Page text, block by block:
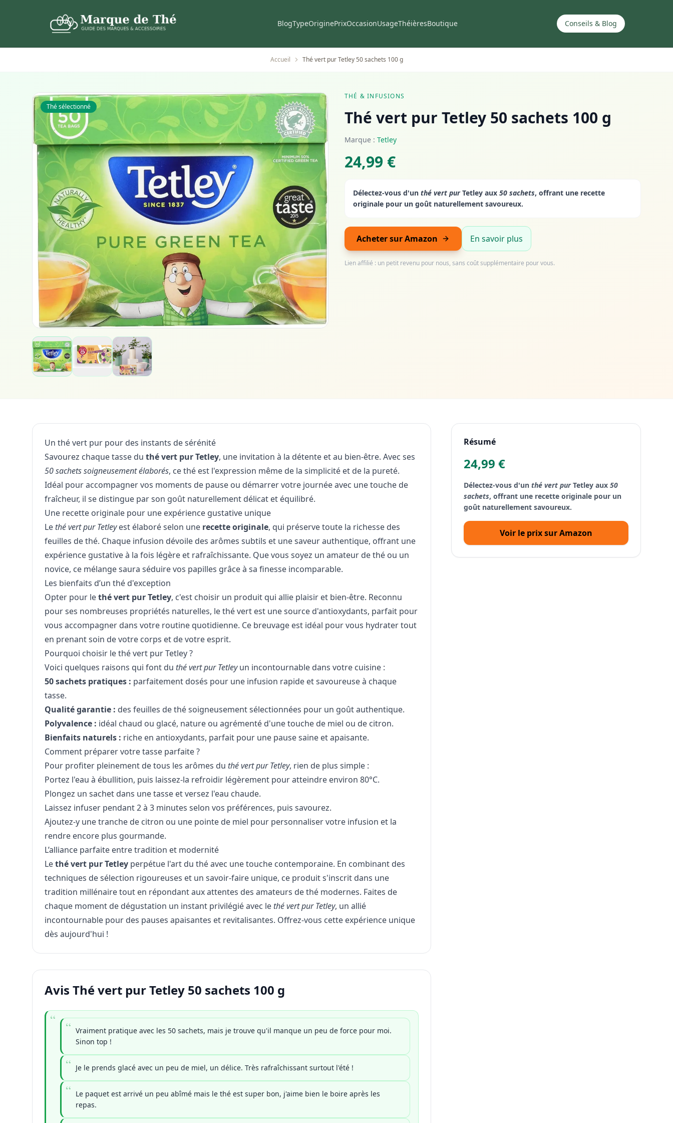
BlogTypeOriginePrixOccasionUsageThéièresBoutique Conseils & Blog
Accueil Thé vert pur Tetley 50 sachets 100 g
Thé sélectionné
THÉ & INFUSIONS
Thé vert pur Tetley 50 sachets 100 g
Marque : Tetley
24,99 €
Délectez-vous d'un thé vert purTetley aux 50 sachets, offrant une recette
originale pour un goût naturellement savoureux.
Acheter sur Amazon En savoir plus
Lien affilié : un petit revenu pour nous, sans coût supplémentaire pour vous.
Un thé vert pur pour des instants de sérénité
Savourez chaque tasse du thé vert pur Tetley, une invitation à la détente et au bien-être. Avec ses
50 sachets soigneusement élaborés, ce thé est l'expression même de la simplicité et de la pureté.
Idéal pour accompagner vos moments de pause ou démarrer votre journée avec une touche de
fraîcheur, il se distingue par son goût naturellement délicat et équilibré.
Une recette originale pour une expérience gustative unique
Le thé vert pur Tetleyest élaboré selon une recette originale, qui préserve toute la richesse des
feuilles de thé. Chaque infusion dévoile des arômes subtils et une saveur authentique, offrant une
expérience gustative à la fois légère et rafraîchissante. Que vous soyez un amateur de thé ou un
novice, ce mélange saura séduire vos papilles grâce à sa finesse incomparable.
Les bienfaits d’un thé d'exception
Opter pour lethé vert pur Tetley, c'est choisir un produit qui allie plaisir et bien-être. Reconnu
pour ses nombreuses propriétés naturelles, le thé vert est une source d'antioxydants, parfait pour
vous accompagner dans votre routine quotidienne. Ce breuvage est idéal pour vous hydrater tout
en prenant soin de votre corps et de votre esprit.
Pourquoi choisir le thé vert pur Tetley ?
Voici quelques raisons qui font du thé vert pur Tetleyun incontournable dans votre cuisine :
50 sachets pratiques : parfaitement dosés pour une infusion rapide et savoureuse à chaque
tasse.
Qualité garantie : des feuilles de thé soigneusement sélectionnées pour un goût authentique.
Polyvalence : idéal chaud ou glacé, nature ou agrémenté d'une touche de miel ou de citron.
Bienfaits naturels : riche en antioxydants, parfait pour une pause saine et apaisante.
Comment préparer votre tasse parfaite ?
Pour profiter pleinement de tous les arômes du thé vert pur Tetley, rien de plus simple :
Portez l'eau à ébullition, puis laissez-la refroidir légèrement pour atteindre environ 80°C.
Plongez un sachet dans une tasse et versez l'eau chaude.
Laissez infuser pendant 2 à 3 minutes selon vos préférences, puis savourez.
Ajoutez-y une tranche de citron ou une pointe de miel pour personnaliser votre infusion et la
rendre encore plus gourmande.
L’alliance parfaite entre tradition et modernité
Lethé vert pur Tetley perpétue l'art du thé avec une touche contemporaine. En combinant des
techniques de sélection rigoureuses et un savoir-faire unique, ce produit s'inscrit dans une
tradition millénaire tout en répondant aux attentes des amateurs de thé modernes. Faites de
chaque moment de dégustation un instant privilégié avec le thé vert pur Tetley, un allié
incontournable pour des pauses apaisantes et revitalisantes. Offrez-vous cette expérience unique
dès aujourd'hui !
Avis Thé vert pur Tetley 50 sachets 100 g
Vraiment pratique avec les 50 sachets, mais je trouve qu'il manque un peu de force pour moi.
Sinon top !
Je le prends glacé avec un peu de miel, un délice. Très rafraîchissant surtout l'été !
Le paquet est arrivé un peu abîmé mais le thé est super bon, j'aime bien le boire après les
repas.
Résumé
24,99 €
Délectez-vous d'unthé vert purTetley aux50
sachets, offrant une recette originale pour un
goût naturellement savoureux.
Voir le prix sur Amazon